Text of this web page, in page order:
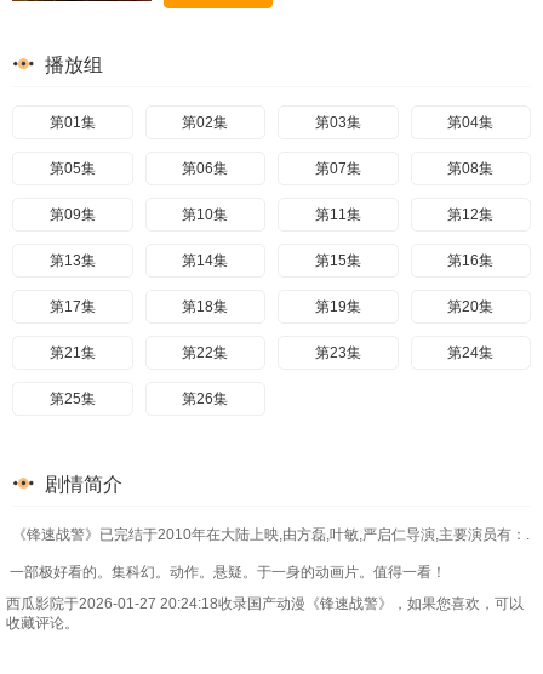
播放组
第01集 第02集 第03集 第04集
第05集 第06集 第07集 第08集
第09集 第10集 第11集 第12集
第13集 第14集 第15集 第16集
第17集 第18集 第19集 第20集
第21集 第22集 第23集 第24集
第25集 第26集
剧情简介
《锋速战警》已完结于2010年在大陆上映,由方磊,叶敏,严启仁导演,主要演员有：.
一部极好看的。集科幻。动作。悬疑。于一身的动画片。值得一看！
西瓜影院于2026-01-27 20:24:18收录国产动漫《锋速战警》，如果您喜欢，可以
收藏评论。